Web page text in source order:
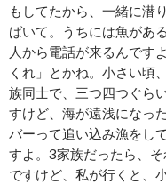
もしてたから、一緒に潜
ばいて。うちには魚があ
人から電話が来るんで
くれ」とかね。小さい頃
族同士で、三つ四つぐら
すけど、海が遠浅になっ
バーって追い込み漁をし
すよ。3家族だったら、
ですけど、私が行くと、